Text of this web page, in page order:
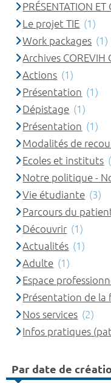
PRÉSENTATION ET
Le projet TIE (1)
Work packages (1)
Archives COREVIH
Actions (1)
Présentation (1)
Dépistage (1)
Présentation (1)
Modalités de
Ecoles et instituts
Notre politique -
Vie étudiante (3)
Parcours du
Découvrir (1)
Actualités (1)
Adulte (1)
Espace
Présentation de la
Nos services (2)
Infos pratiques
Par date de